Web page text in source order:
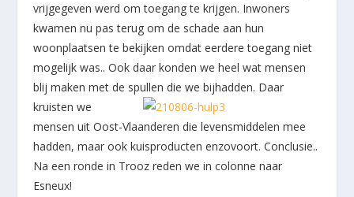
vrijgegeven werd om toegang te krijgen. Inwoners
kwamen nu pas terug om de schade aan hun
woonplaatsen te bekijken omdat eerdere toegang niet
mogelijk was.. Ook daar konden we heel wat mensen
blij maken met de spullen die we bijhadden. Daar
kruisten we
mensen uit Oost-Vlaanderen die levensmiddelen mee
hadden, maar ook kuisproducten enzovoort. Conclusie..
Na een ronde in Trooz reden we in colonne naar
Esneux!